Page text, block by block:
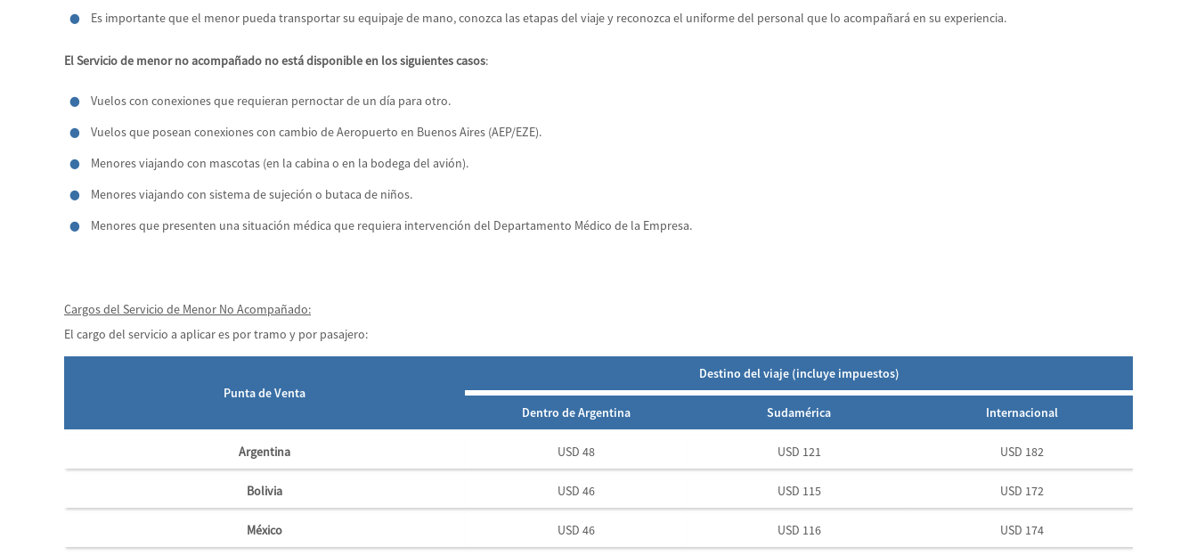
Es importante que el menor pueda transportar su equipaje de mano, conozca las etapas del viaje y reconozca el uniforme del personal que lo acompañará en su experiencia.
El Servicio de menor no acompañado no está disponible en los siguientes casos:
Vuelos con conexiones que requieran pernoctar de un día para otro.
Vuelos que posean conexiones con cambio de Aeropuerto en Buenos Aires (AEP/EZE).
Menores viajando con mascotas (en la cabina o en la bodega del avión).
Menores viajando con sistema de sujeción o butaca de niños.
Menores que presenten una situación médica que requiera intervención del Departamento Médico de la Empresa.
Cargos del Servicio de Menor No Acompañado:
El cargo del servicio a aplicar es por tramo y por pasajero:
Punta de Venta
Destino del viaje (incluye impuestos)
Dentro de Argentina Sudamérica Internacional
Argentina USD 48 USD 121 USD 182
Bolivia USD 46 USD 115 USD 172
México USD 46 USD 116 USD 174